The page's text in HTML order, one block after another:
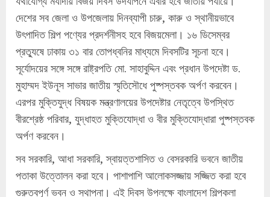
দেশের সব জেলা ও উপজেলায় দিনব্যাপী চারু, কারু ও স্থানীয়ভাবে
উৎপাদিত শিল্প পণ্যের প্রদর্শনীসহ হবে বিজয়মেলা। ১৬ ডিসেম্বর
প্রত্যুষে ঢাকায় ৩১ বার তোপধ্বনির মাধ্যমে দিবসটির সূচনা হবে।
সূর্যোদয়ের সঙ্গে সঙ্গে রাষ্ট্রপতি মো. সাহাবুদ্দিন এবং প্রধান উপদেষ্টা ড.
মুহাম্মদ ইউনূস সাভার জাতীয় স্মৃতিসৌধে পুষ্পস্তবক অর্পণ করবেন।
এরপর মুক্তিযুদ্ধ বিষয়ক মন্ত্রণালয়ের উপদেষ্টার নেতৃত্বে উপস্থিত
বীরশ্রেষ্ঠ পরিবার, যুদ্ধাহত মুক্তিযোদ্ধা ও বীর মুক্তিযোদ্ধারা পুষ্পস্তবক
অর্পণ করবেন।
সব সরকারি, আধা সরকারি, স্বায়ত্তশাসিত ও বেসরকারি ভবনে জাতীয়
পতাকা উত্তোলন করা হবে। পাশাপাশি আলোকসজ্জায় সজ্জিত করা হবে
গুরুত্বপূর্ণ ভবন ও স্থাপনা। এই দিবস উপলক্ষে বাংলাদেশ শিল্পকলা